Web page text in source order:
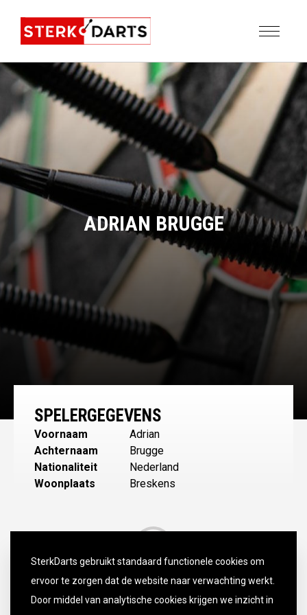
ADRIAN BRUGGE
SPELERGEGEVENS
Voornaam
Adrian
Achternaam
Brugge
Nationaliteit
Nederland
Woonplaats
Breskens
SterkDarts gebruikt standaard functionele cookies om
ervoor te zorgen dat de website naar verwachting werkt.
Door middel van analytische cookies krijgen we inzicht in